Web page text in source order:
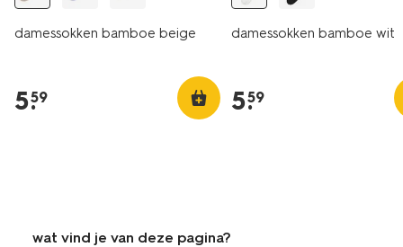
damessokken bamboe beige
5.
59
damessokken bamboe wit
5.
59
wat vind je van deze pagina?